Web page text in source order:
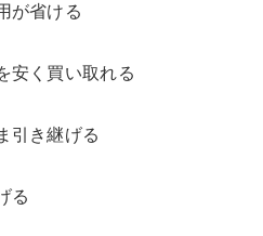
が省ける
く買い取れる
き継げる
る